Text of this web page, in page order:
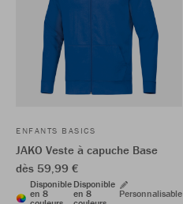
ENFANTS BASICS
JAKO Veste à capuche Base
dès 59,99 €
Disponible
en 8
Disponible
en 8
Personnalisable